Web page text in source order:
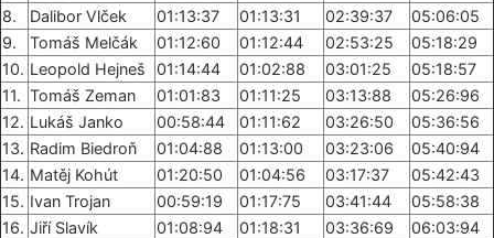
8.
Dalibor Vlček 01:13:37 01:13:31 02:39:37
05:06:05
9.
Tomáš Melčák 01:12:60 01:12:44 02:53:25
05:18:29
10. Leopold Hejneš 01:14:44 01:02:88 03:01:25
05:18:57
11. Tomáš Zeman 01:01:83 01:11:25 03:13:88
05:26:96
12. Lukáš Janko 00:58:44 01:11:62 03:26:50
05:36:56
13. Radim Biedroň 01:04:88 01:13:00 03:23:06
05:40:94
14. Matěj Kohút 01:20:50 01:04:56 03:17:37
05:42:43
15. Ivan Trojan 00:59:19 01:17:75 03:41:44
05:58:38
16. Jiří Slavík 01:08:94 01:18:31 03:36:69
06:03:94